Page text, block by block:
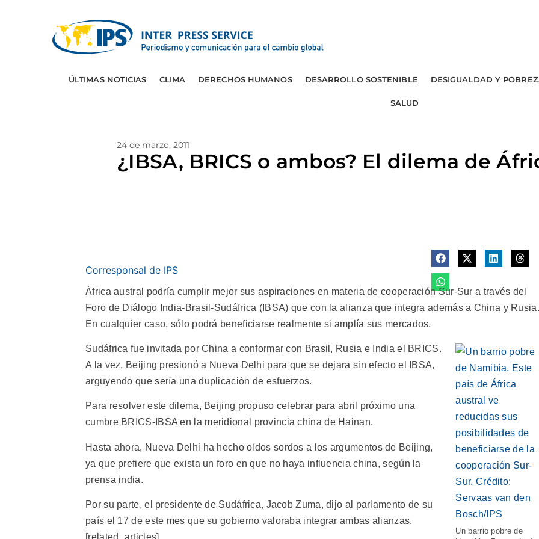
ÚLTIMAS NOTICIAS CLIMA DERECHOS HUMANOS DESARROLLO SOSTENIBLE DESIGUALDAD Y
SALUD
24 de marzo, 2011
¿IBSA, BRICS o ambos? El dilema de
Corresponsal de IPS
África austral podría cumplir mejor sus aspiraciones en materia de cooperación Sur-Sur a través del
Foro de Diálogo India-Brasil-Sudáfrica (IBSA) que con la alianza que integra además a China y Rusia.
En cualquier caso, sólo podrá beneficiarse realmente si amplía sus mercados.
Un barrio pobre de
Sudáfrica fue invitada por China a conformar con Brasil, Rusia e India el BRICS.
A la vez, Beijing presionó a Nueva Delhi para que se dejara sin efecto el IBSA,
arguyendo que sería una duplicación de esfuerzos.
Para resolver este dilema, Beijing propuso celebrar para abril próximo una
cumbre BRICS-IBSA en la meridional provincia china de Hainan.
Hasta ahora, Nueva Delhi ha hecho oídos sordos a los argumentos de Beijing,
ya que prefiere que exista un foro en que no haya influencia china, según la
prensa india.
Por su parte, el presidente de Sudáfrica, Jacob Zuma, dijo al parlamento de su
país el 17 de este mes que su gobierno valoraba integrar ambas alianzas.
[related_articles]